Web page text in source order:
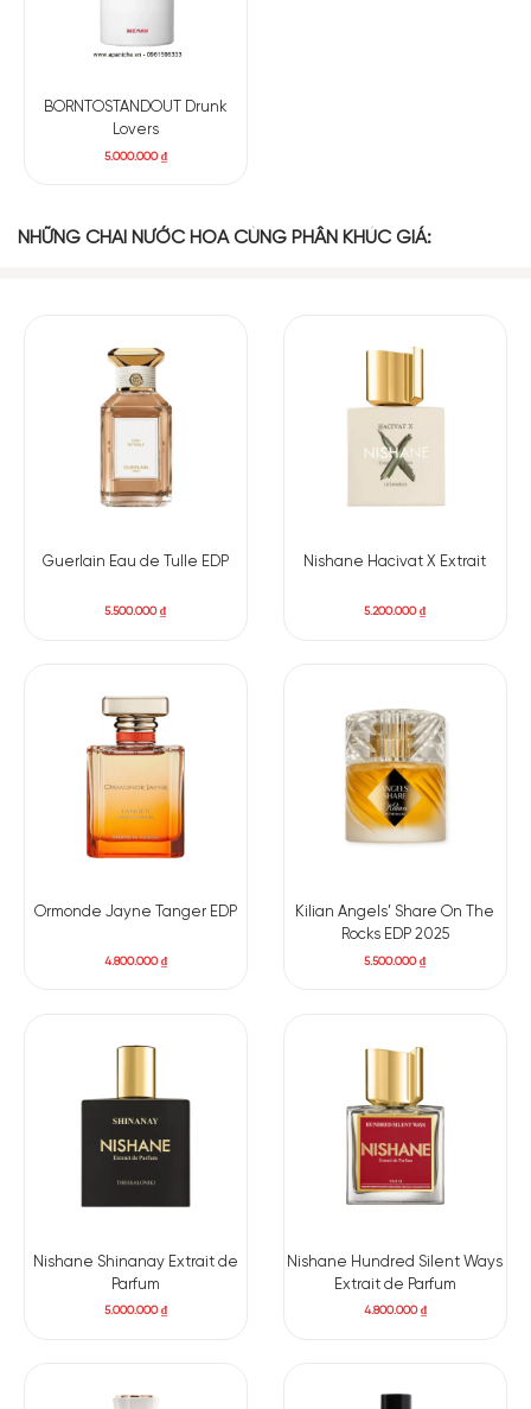
BORNTOSTANDOUT Drunk
Lovers
5.000.000₫
NHỮNG CHAI NƯỚC HOA CÙNG PHÂN KHÚC GIÁ:
Guerlain Eau de Tulle EDP
5.500.000₫
Nishane Hacivat X Extrait
5.200.000₫
Ormonde Jayne Tanger EDP
4.800.000₫
Kilian Angels’ Share On The
Rocks EDP 2025
5.500.000₫
Nishane Shinanay Extrait de
Parfum
5.000.000₫
Nishane Hundred Silent Ways
Extrait de Parfum
4.800.000₫